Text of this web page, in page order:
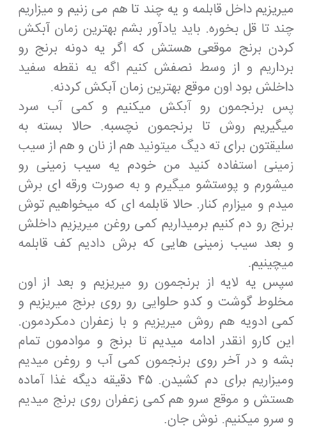
میریزیم داخل قابلمه و یه چند تا هم می زنیم و میزاریم
چند تا قل بخوره. باید یادآور بشم بهترین زمان آبکش
کردن برنج موقعی هستش که اگر یه دونه برنج رو
برداریم و از وسط نصفش کنیم اگه یه نقطه سفید
داخلش بود اون موقع بهترین زمان آبکش کردنه.
پس برنجمون رو آبکش میکنیم و کمی آب سرد
میگیریم روش تا برنجمون نچسبه. حالا بسته به
سلیقتون برای ته دیگ میتونید هم از نان و هم از سیب
زمینی استفاده کنید من خودم یه سیب زمینی رو
میشورم و پوستشو میگیرم و به صورت ورقه ای برش
میدم و میزارم کنار. حالا قابلمه ای که میخواهیم توش
برنج رو دم کنیم برمیداریم کمی روغن میریزیم داخلش
و بعد سیب زمینی هایی که برش دادیم کف قابلمه
میچینیم.
سپس یه لایه از برنجمون رو میریزیم و بعد از اون
مخلوط گوشت و کدو حلوایی رو روی برنج میریزیم و
کمی ادویه هم روش میریزیم و با زعفران دمکردمون.
این کارو انقدر ادامه میدیم تا برنج و موادمون تمام
بشه و در آخر روی برنجمون کمی آب و روغن میدیم
ومیزاریم برای دم کشیدن. ۴۵ دقیقه دیگه غذا آماده
هستش و موقع سرو هم کمی زعفران روی برنج میدیم
و سرو میکنیم. نوش جان.